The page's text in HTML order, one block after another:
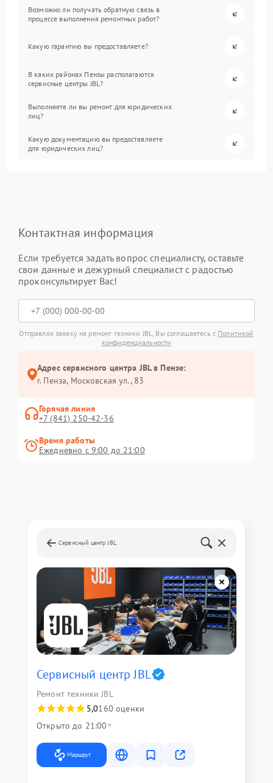
Возможно ли получать обратную связь в
процессе выполнения ремонтных работ?
Какую гарантию вы предоставляете?
В каких районах Пензы располагаются
сервисные центры JBL?
Выполняете ли вы ремонт для юридических
лиц?
Какую документацию вы предоставляете
для юридических лиц?
Контактная информация
Если требуется задать вопрос специалисту, оставьте
свои данные и дежурный специалист с радостью
проконсультирует Вас!
Отправляя заявку на ремонт техники JBL, Вы соглашаетесь с Политикой
конфиденциальности
Адрес сервисного центра JBL в Пензе:
г. Пенза, Московская ул., 83
Горячая линия
+7 (841) 250-42-36
Время работы
Ежедневно с 9:00 до 21:00
Сервисный центр JBL
Сервисный центр JBL
Ремонт техники JBL
5,0160 оценки
Открыто до 21:00
Маршрут